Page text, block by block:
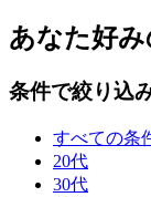
あなた好
条件で絞り込
すべての条
20代
30代